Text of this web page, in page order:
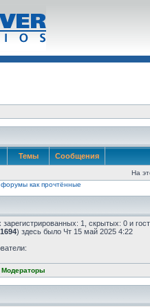
Темы Сообщения
На
как прочтённые
зарегистрированных: 1, скрытых: 0 и
1694) здесь было Чт 15 май 2025 4:22
Модераторы